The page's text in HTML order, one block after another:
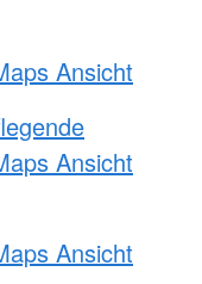
Ansicht
Ansicht
Ansicht